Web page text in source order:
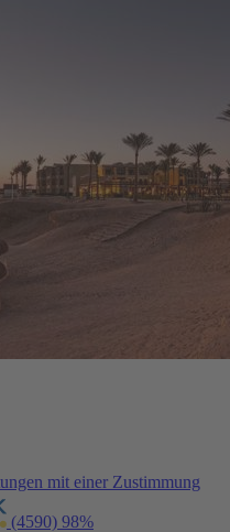
mit einer Zustimmung
(4590) 98%